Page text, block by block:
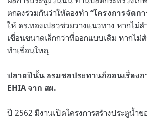
ตกลงร่วมกันว่าให้ลองทำ “โครงการจัดก
ให้ ดร.ทองเปลวช่วยวางแนวทาง หากไม่ส
เขื่อนขนาดเล็กกว่าที่ออกแบบเดิม หากไม่
ทำเขื่อนใหญ่
ปลายปีนั้น กรมชลประทานก็ถอนเรื่องก
EHIA จาก สผ.
ปี 2562 มีงานเปิดโครงการสร้างประตูน้ำ